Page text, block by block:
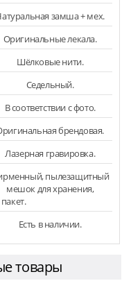
замша + мех.
Оригинальные лекала.
Шёлковые нити.
Седельный.
В соответствии с фото.
брендовая.
Лазерная гравировка.
пылезащитный
мешок для хранения,
Есть в наличии.
товары